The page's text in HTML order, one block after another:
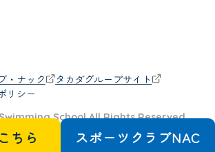
ちら スポーツクラブNAC
・ナック
タカダグループサイト
リシー
School All Rights Reserved.